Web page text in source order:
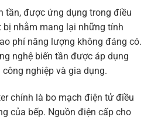
tần, được ứng dụng trong điều
bị nhằm mang lại những tính
phí năng lượng không đáng có.
nghệ biến tần được áp dụng
nghiệp và gia dụng.
chính là bo mạch điện tử điều
của bếp. Nguồn điện cấp cho